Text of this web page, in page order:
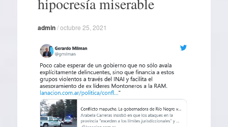
admin/octubre 25, 2021